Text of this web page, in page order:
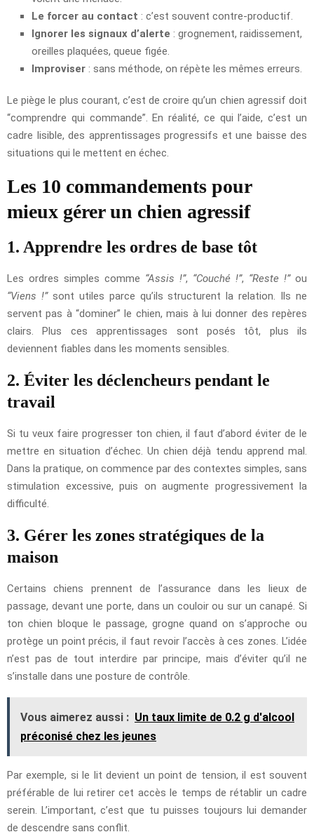
Le forcer au contact : c’est souvent contre-productif.
Ignorer les signaux d’alerte : grognement, raidissement,
oreilles plaquées, queue figée.
Improviser : sans méthode, on répète les mêmes erreurs.
Le piège le plus courant, c’est de croire qu’un chien agressif doit
“comprendre qui commande”. En réalité, ce qui l’aide, c’est un
cadre lisible, des apprentissages progressifs et une baisse des
situations qui le mettent en échec.
Les 10 commandements pour
mieux gérer un chien agressif
1. Apprendre les ordres de base tôt
Les ordres simples comme “Assis !”, “Couché !”, “Reste !”ou
“Viens !”sont utiles parce qu’ils structurent la relation. Ils ne
servent pas à “dominer” le chien, mais à lui donner des repères
clairs. Plus ces apprentissages sont posés tôt, plus ils
deviennent fiables dans les moments sensibles.
2. Éviter les déclencheurs pendant le
travail
Si tu veux faire progresser ton chien, il faut d’abord éviter de le
mettre en situation d’échec. Un chien déjà tendu apprend mal.
Dans la pratique, on commence par des contextes simples, sans
stimulation excessive, puis on augmente progressivement la
difficulté.
3. Gérer les zones stratégiques de la
maison
Certains chiens prennent de l’assurance dans les lieux de
passage, devant une porte, dans un couloir ou sur un canapé. Si
ton chien bloque le passage, grogne quand on s’approche ou
protège un point précis, il faut revoir l’accès à ces zones. L’idée
n’est pas de tout interdire par principe, mais d’éviter qu’il ne
s’installe dans une posture de contrôle.
Vous aimerez aussi : Un taux limite de 0.2 g d'alcool
préconisé chez les jeunes
Par exemple, si le lit devient un point de tension, il est souvent
préférable de lui retirer cet accès le temps de rétablir un cadre
serein. L’important, c’est que tu puisses toujours lui demander
de descendre sans conflit.